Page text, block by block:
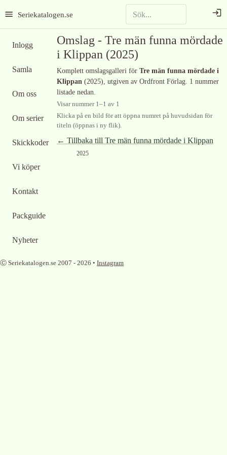
Seriekatalogen.se
Inlogg
Samla
Om oss
Om serier
Skickkoder
Vi köper
Kontakt
Packguide
Nyheter
Omslag - Tre män funna mördade
i Klippan (2025)
Komplett omslagsgalleri för Tre män funna mördade i
Klippan (2025), utgiven av Ordfront Förlag. 1 nummer
listade nedan.
Visar nummer 1–1 av 1
Klicka på en bild för att öppna numret på huvudsidan för
titeln (öppnas i ny flik).
← Tillbaka till Tre män funna mördade i Klippan
2025
Ⓒ Seriekatalogen.se 2007 - 2026 • Instagram